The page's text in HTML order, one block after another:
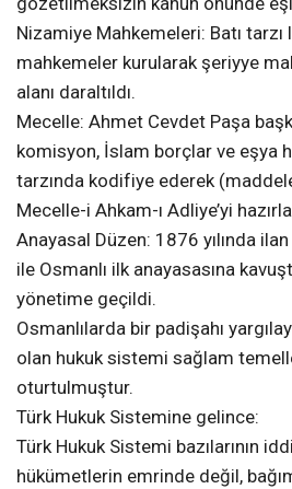
Nizamiye Mahkemeleri: Batı tarzı
mahkemeler kurularak şeriyye
alanı daraltıldı.
Mecelle: Ahmet Cevdet Paşa
komisyon, İslam borçlar ve eşya
tarzında kodifiye ederek
Mecelle-i Ahkam-ı Adliye’yi
Anayasal Düzen: 1876 yılında
ile Osmanlı ilk anayasasına
yönetime geçildi.
Osmanlılarda bir padişahı
olan hukuk sistemi sağlam
oturtulmuştur.
Türk Hukuk Sistemine gelince:
Türk Hukuk Sistemi bazılarının
hükümetlerin emrinde değil,